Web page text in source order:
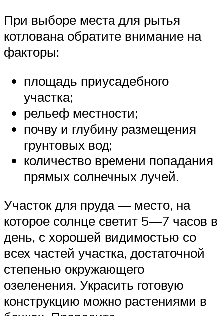
При выборе места для рытья
котлована обратите внимание на
факторы:
площадь приусадебного
участка;
рельеф местности;
почву и глубину размещения
грунтовых вод;
количество времени попадания
прямых солнечных лучей.
Участок для пруда — место, на
которое солнце светит 5—7 часов в
день, с хорошей видимостью со
всех частей участка, достаточной
степенью окружающего
озеленения. Украсить готовую
конструкцию можно растениями в